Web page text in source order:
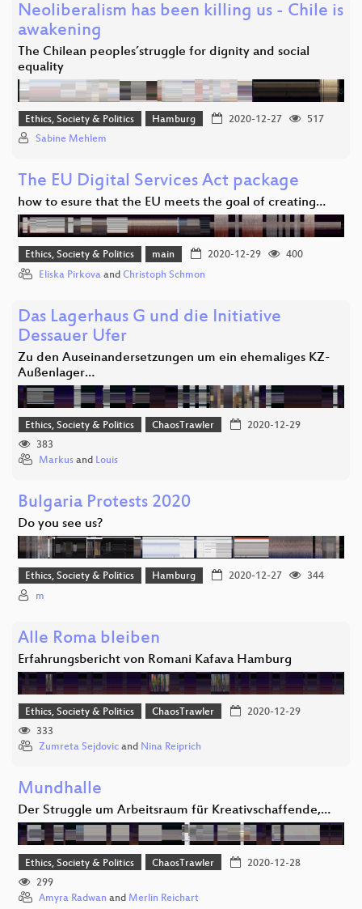
Neoliberalism has been killing us - Chile is
awakening
The Chilean peoples´struggle for dignity and social
equality
Ethics, Society & Politics Hamburg 2020-12-27
517
Sabine Mehlem
The EU Digital Services Act package
how to esure that the EU meets the goal of creating…
Ethics, Society & Politics main 2020-12-29
400
Eliska Pirkova and Christoph Schmon
Das Lagerhaus G und die Initiative
Dessauer Ufer
Zu den Auseinandersetzungen um ein ehemaliges KZ-
Außenlager…
Ethics, Society & Politics ChaosTrawler
2020-12-29
383
Markus and Louis
Bulgaria Protests 2020
Do you see us?
Ethics, Society & Politics Hamburg 2020-12-27
344
m
Alle Roma bleiben
Erfahrungsbericht von Romani Kafava Hamburg
Ethics, Society & Politics ChaosTrawler
2020-12-29
333
Zumreta Sejdovic and Nina Reiprich
Mundhalle
Der Struggle um Arbeitsraum für Kreativschaffende,…
Ethics, Society & Politics ChaosTrawler
2020-12-28
299
Amyra Radwan and Merlin Reichart